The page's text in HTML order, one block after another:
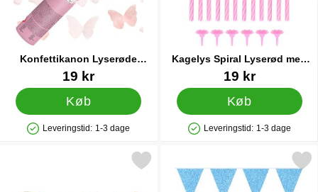
Konfettikanon Lyserøde
Sommerfugle 20 cm
Varenr 8796719 kr
Køb
Produkttilgængelighed: På lager
Leveringstid: 1-3 dage
Kagelys Spiral Lyserød med
Holder
Varenr 8400919 kr
Køb
Produkttilgængelighed: På lager
Leveringstid: 1-3 dage
Markér ballonguirlande Baby Cremefarvet som favorit
Markér blå Glitter